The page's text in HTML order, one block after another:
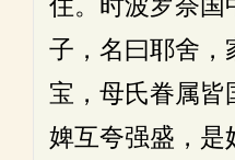
住。时波罗奈国
子，名曰耶舍，
宝，母氏眷属皆
婢互夸强盛，是